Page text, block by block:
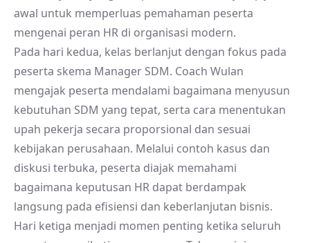
awal untuk memperluas pemahaman peserta
mengenai peran HR di organisasi modern.
Pada hari kedua, kelas berlanjut dengan fokus pada
peserta skema Manager SDM. Coach Wulan
mengajak peserta mendalami bagaimana menyusun
kebutuhan SDM yang tepat, serta cara menentukan
upah pekerja secara proporsional dan sesuai
kebijakan perusahaan. Melalui contoh kasus dan
diskusi terbuka, peserta diajak memahami
bagaimana keputusan HR dapat berdampak
langsung pada efisiensi dan keberlanjutan bisnis.
Hari ketiga menjadi momen penting ketika seluruh